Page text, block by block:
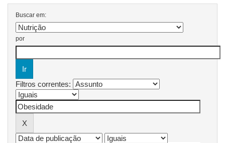
Buscar em:
por
Filtros correntes: